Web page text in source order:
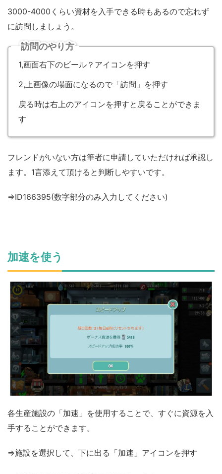
3000-4000くらい資材を入手できる時もあるので忘れず
に訪問しましょう。
訪問のやり方
1,画面右下のビール？アイコンを押す
2,上画像の場面になるので「訪問」を押す
戻る時は右上のアイコンを押すと戻ることができま
す
フレンドがいない方は筆者に申請していただければ承認し
ます。1言添えて頂けると判断しやすいです。
⇒ID166395(数字部分のみ入力してください)
加速を使う
各生産施設の「加速」を使用することで、すぐに資源を入
手することができます。
⇒施設を選択して、下に出る「加速」アイコンを押す